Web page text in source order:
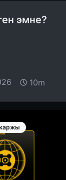
эмне?
10m